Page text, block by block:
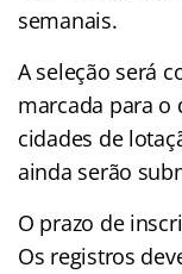
semanais.
A seleção será
marcada para o
cidades de
ainda serão
O prazo de
Os registros